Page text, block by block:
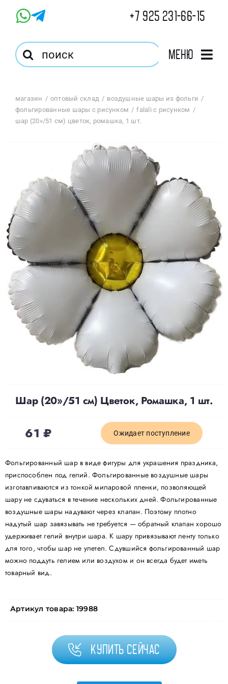
+7 925 231-66-15
Результат
поиска:
Меню
Магазин
Оптовый Магазин
Корзина
Избранное
Доставка
О нас
Отзывы
магазин оптовый склад
воздушные шары из фольги
фольгированные шары с рисунком
falali с рисунком
шар (20»/51 см) цветок, ромашка, 1 шт.
Шар (20»/51 см) Цветок, Ромашка, 1 шт.
61₽ Ожидает поступление
Фольгированный шар в виде фигуры для украшения праздника,
приспособлен под гелий. Фольгированные воздушные шары
изготавливаются из тонкой миларовой пленки, позволяющей
шару не сдуваться в течение нескольких дней. Фольгированные
воздушные шары надувают через клапан. Поэтому плотно
надутый шар завязывать не требуется — обратный клапан хорошо
удерживает гелий внутри шара. К шару привязывают ленту только
для того, чтобы шар не улетел. Сдувшийся фольгированный шар
можно поддуть гелием или воздухом и он всегда будет иметь
товарный вид.
Артикул товара: 19988
Купить сейчас